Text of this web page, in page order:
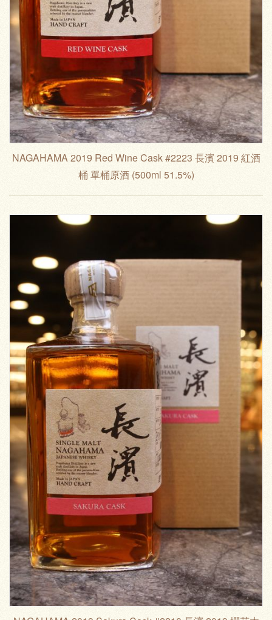
NAGAHAMA 2019 Red Wine Cask #2223 長濱 2019 紅酒
桶 單桶原酒 (500ml 51.5%)